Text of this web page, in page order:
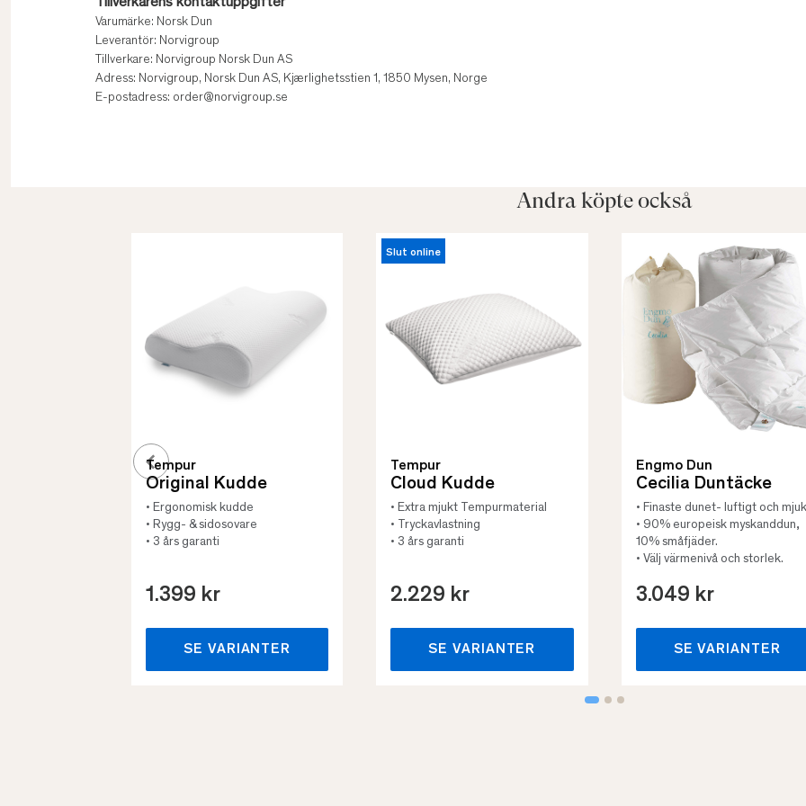
Varumärke: Norsk Dun
Leverantör: Norvigroup
Tillverkare: Norvigroup Norsk Dun AS
Adress: Norvigroup, Norsk Dun AS, Kjærlighetsstien 1, 1850 Mysen, Norge
E-postadress: order@norvigroup.se
Andra köpte också
Tempur
Original Kudde
• Ergonomisk kudde
• Rygg- & sidosovare
• 3 års garanti
1.399 kr
SE VARIANTER
Slut online
Tempur
Cloud Kudde
• Extra mjukt Tempurmaterial
• Tryckavlastning
• 3 års garanti
2.229 kr
SE VARIANTER
Engmo Dun
Cecilia Duntäcke
• Finaste dunet- luftigt och
• 90% europeisk myskanddun,
10% småfjäder.
• Välj värmenivå och storlek.
3.049 kr
SE VARIANTER